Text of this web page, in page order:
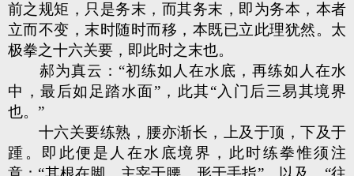
前之规矩，只是务末，而其务末，即为务本，本者
立而不变，末时随时而移，本既已立此理犹然。太
极拳之十六关要，即此时之末也。
郝为真云：“初练如人在水底，再练如人在水
中，最后如足踏水面”，此其“入门后三易其境界
也。”
十六关要练熟，腰亦渐长，上及于顶，下及于
踵。即此便是人在水底境界，此时练拳惟须注